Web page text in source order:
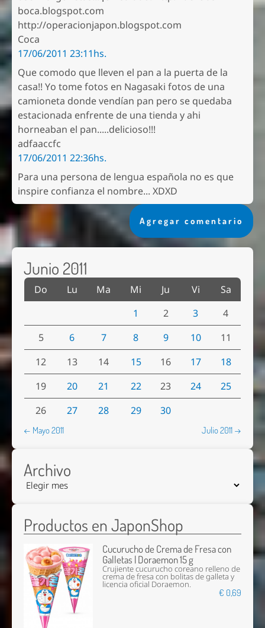
boca.blogspot.com
http://operacionjapon.blogspot.com
Coca
17/06/2011 23:11hs.
Que comodo que lleven el pan a la puerta de la
casa!! Yo tome fotos en Nagasaki fotos de una
camioneta donde vendían pan pero se quedaba
estacionada enfrente de una tienda y ahi
horneaban el pan.....delicioso!!!
adfaaccfc
17/06/2011 22:36hs.
Para una persona de lengua española no es que
inspire confianza el nombre... XDXD
Agregar comentario
Junio 2011
Do Lu Ma Mi Ju Vi
Sa
1
2 3
4
5
6 7 8 9 10
11
12
13 14 15 16 17
18
19
20 21 22 23 24
25
26
27 28 29 30
← Mayo 2011 Julio 2011 →
Archivo
Productos en JaponShop
Cucurucho de Crema de Fresa con
Galletas | Doraemon 15 g
Crujiente cucurucho coreano relleno de
crema de fresa con bolitas de galleta y
licencia oficial Doraemon.
€ 0,69